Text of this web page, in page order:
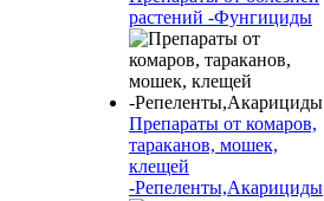
растений -Фунгициды
Препараты от комаров,
тараканов, мошек,
клещей
-Репеленты,Акарициды